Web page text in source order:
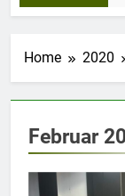
Home 2020
Februar